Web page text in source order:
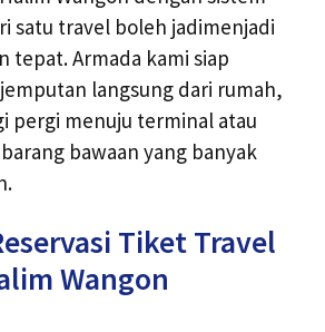
satu travel boleh jadimenjadi
tepat. Armada kami siap
langsung dari rumah,
pergi menuju terminal atau
bawaan yang banyak
Tiket Travel
Wangon